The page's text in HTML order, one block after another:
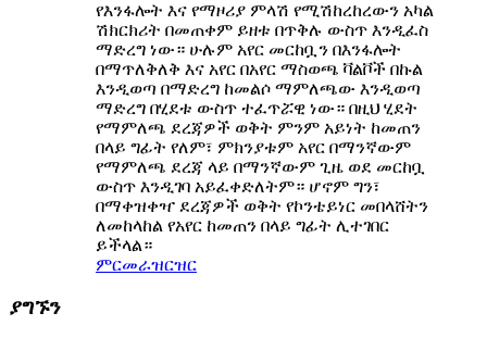
የእንፋሎት እና የማዞሪያ ምላሽ የሚሽከረከረውን አካል
ሽክርክሪት በመጠቀም ይዘቱ በጥቅሉ ውስጥ እንዲፈስ
ማድረግ ነው። ሁሉም አየር መርከቧን በእንፋሎት
በማጥለቅለቅ እና አየር በአየር ማስወጫ ቫልቮች በኩል
እንዲወጣ በማድረግ ከመልሶ ማምለጫው እንዲወጣ
ማድረግ በሂደቱ ውስጥ ተፈጥሯዊ ነው። በዚህ ሂደት
የማምለጫ ደረጃዎች ወቅት ምንም አይነት ከመጠን
በላይ ግፊት የለም፣ ምክንያቱም አየር በማንኛውም
የማምለጫ ደረጃ ላይ በማንኛውም ጊዜ ወደ መርከቧ
ውስጥ እንዲገባ አይፈቀድለትም። ሆኖም ግን፣
በማቀዝቀዣ ደረጃዎች ወቅት የኮንቴይነር መበላሸትን
ለመከላከል የአየር ከመጠን በላይ ግፊት ሊተገበር
ይችላል።
ምርመራዝርዝር
ያግኙን